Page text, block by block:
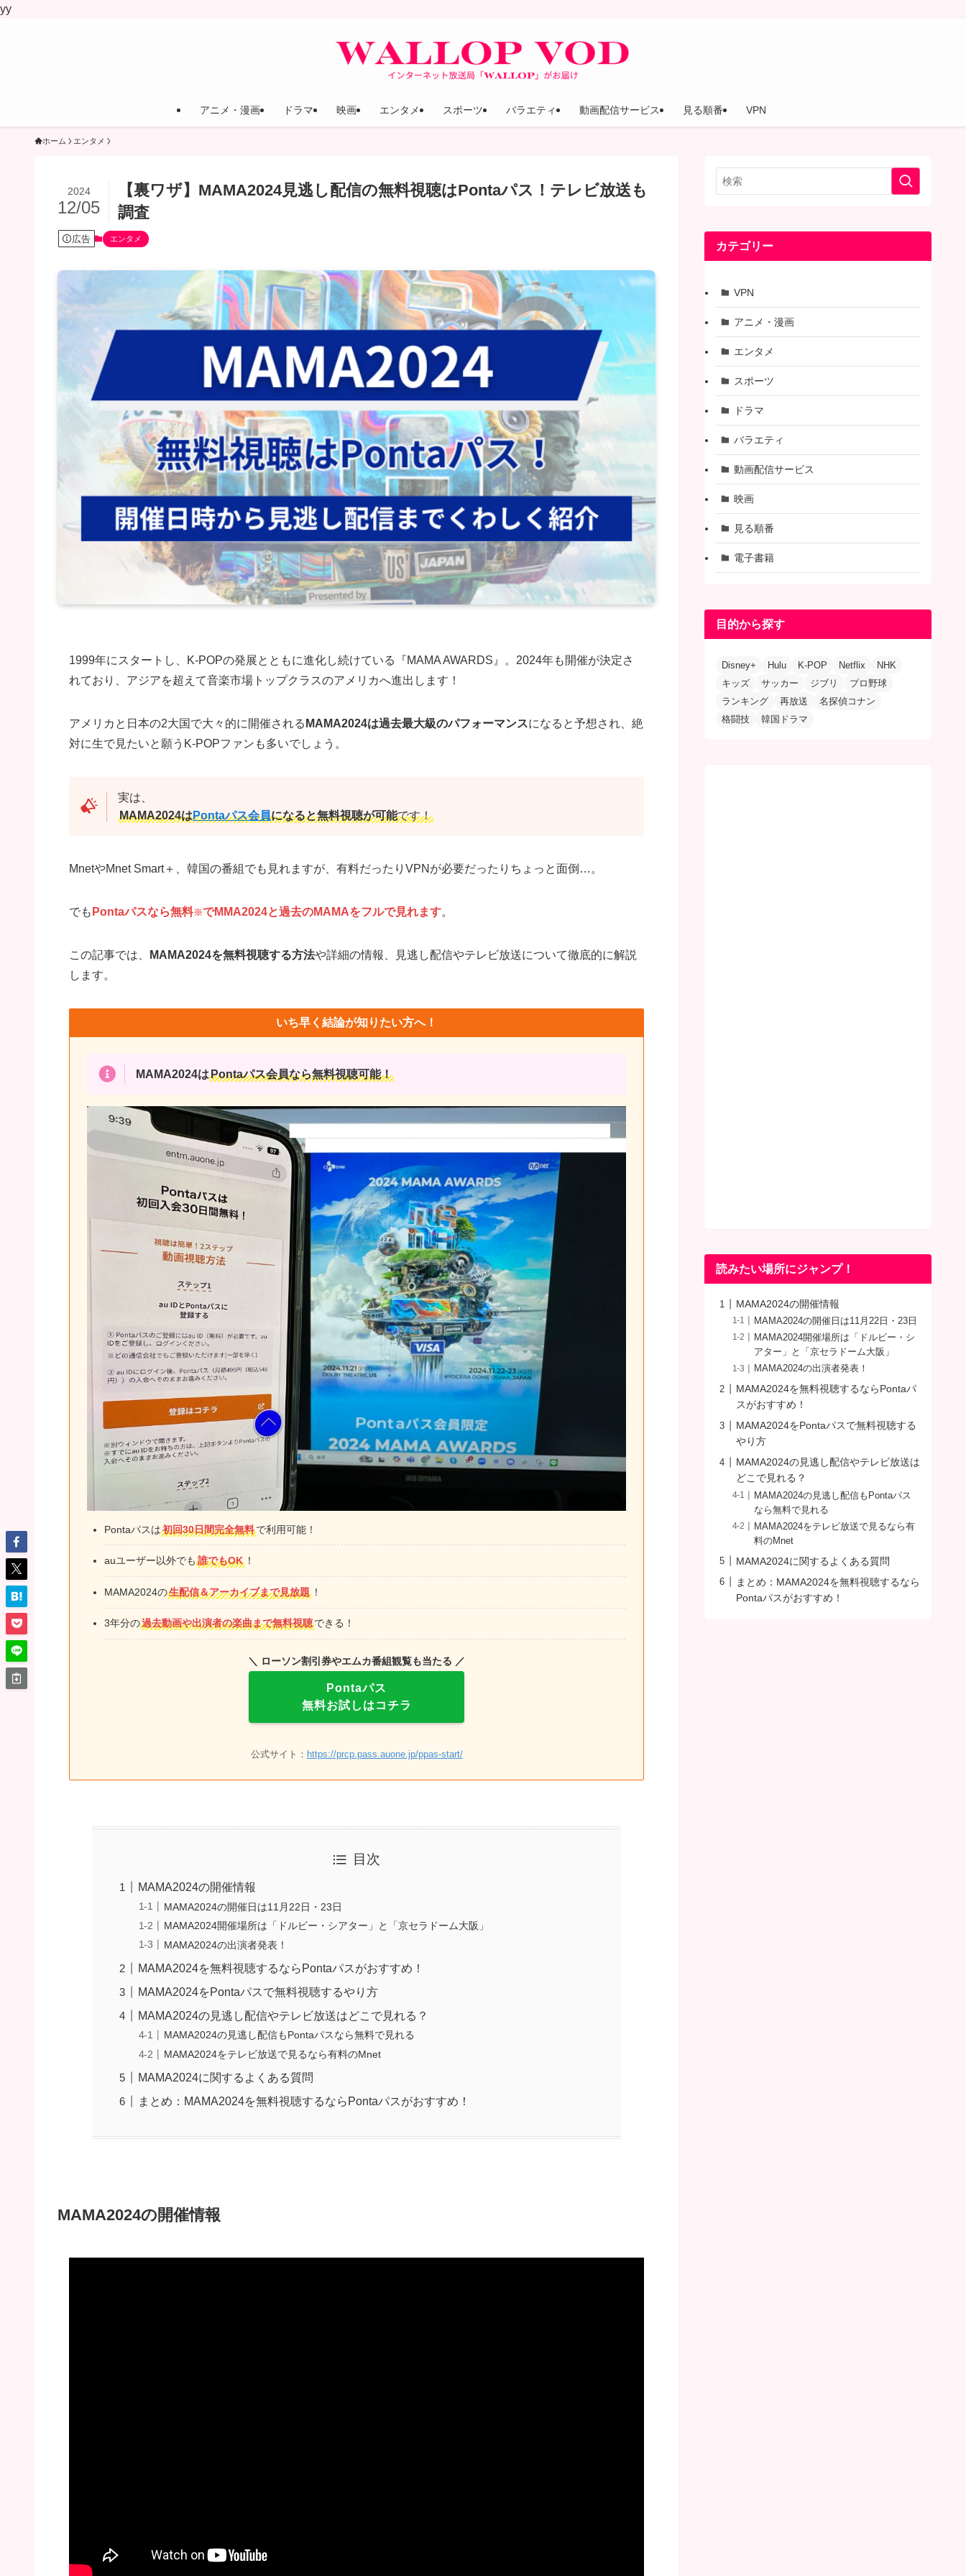
yy
アニメ・漫画 ドラマ 映画 エンタメ スポーツ バラエティ 動画配信サービス 見る順番 VPN
ホーム エンタメ
【裏ワザ】MAMA2024見逃し配信の無料視聴はPontaパス！テレビ放送も
調査
2024
12/05
広告 エンタメ
1999年にスタートし、K-POPの発展とともに進化し続けている『MAMA AWARDS』。2024年も開催が決定さ
れており、アジアを超えて音楽市場トップクラスのアメリカへ進出します！
アメリカと日本の2大国で大々的に開催される MAMA2024は過去最大級のパフォーマンスになると予想され、絶
対に生で見たいと願うK-POPファンも多いでしょう。
実は、
MAMA2024はPontaパス会員になると無料視聴が可能です！
MnetやMnet Smart＋、韓国の番組でも見れますが、有料だったりVPNが必要だったりちょっと面倒…。
でも Pontaパスなら無料※でMMA2024と過去のMAMAをフルで見れます。
この記事では、 MAMA2024を無料視聴する方法や詳細の情報、見逃し配信やテレビ放送について徹底的に解説
します。
いち早く結論が知りたい方へ！
MAMA2024はPontaパス会員なら無料視聴可能！
Pontaパスは初回30日間完全無料で利用可能！
auユーザー以外でも 誰でもOK ！
MAMA2024の生配信＆アーカイブまで見放題 ！
3年分の過去動画や出演者の楽曲まで無料視聴できる！
＼ ローソン割引券やエムカ番組観覧も当たる ／
Pontaパス
無料お試しはコチラ
公式サイト： https://prcp.pass.auone.jp/ppas-start/
目次
MAMA2024の開催情報
MAMA2024の開催日は11月22日・23日
MAMA2024開催場所は「ドルビー・シアター」と「京セラドーム大阪」
MAMA2024の出演者発表！
MAMA2024を無料視聴するならPontaパスがおすすめ！
MAMA2024をPontaパスで無料視聴するやり方
MAMA2024の見逃し配信やテレビ放送はどこで見れる？
MAMA2024の見逃し配信もPontaパスなら無料で見れる
MAMA2024をテレビ放送で見るなら有料のMnet
MAMA2024に関するよくある質問
まとめ：MAMA2024を無料視聴するならPontaパスがおすすめ！
MAMA2024の開催情報
カテゴリー
VPN
アニメ・漫画
エンタメ
スポーツ
ドラマ
バラエティ
動画配信サービス
映画
見る順番
電子書籍
目的から探す
Disney+ Hulu K-POP Netflix
NHK
キッズ
サッカー ジブリ
プロ野球
ランキング
再放送
名探偵コナン
格闘技
韓国ドラマ
読みたい場所にジャンプ！
MAMA2024の開催情報
MAMA2024の開催日は11月22日・23日
MAMA2024開催場所は「ドルビー・シ
アター」と「京セラドーム大阪」
MAMA2024の出演者発表！
MAMA2024を無料視聴するならPontaパ
スがおすすめ！
MAMA2024をPontaパスで無料視聴する
やり方
MAMA2024の見逃し配信やテレビ放送は
どこで見れる？
MAMA2024の見逃し配信もPontaパス
なら無料で見れる
MAMA2024をテレビ放送で見るなら有
料のMnet
MAMA2024に関するよくある質問
まとめ：MAMA2024を無料視聴するなら
Pontaパスがおすすめ！